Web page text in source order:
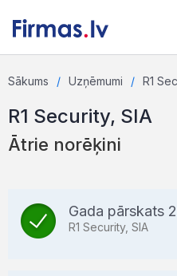
Sākums Uzņēmumi R1
R1 Security, SIA
Ātrie norēķini
Gada pārskats
R1 Security, SIA